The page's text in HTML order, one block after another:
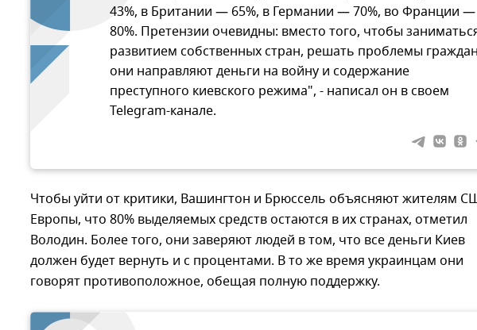
43%, в Британии — 65%, в Германии — 70%, во Франции —
80%. Претензии очевидны: вместо того, чтобы
развитием собственных стран, решать проблемы
они направляют деньги на войну и содержание
преступного киевского режима", - написал он в своем
Telegram-канале.
Чтобы уйти от критики, Вашингтон и Брюссель объясняют жителям
Европы, что 80% выделяемых средств остаются в их странах, отметил
Володин. Более того, они заверяют людей в том, что все деньги Киев
должен будет вернуть и с процентами. В то же время украинцам они
говорят противоположное, обещая полную поддержку.